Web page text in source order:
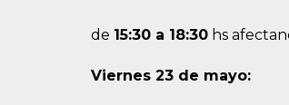
de 15:30 a 18:30 hs
Viernes 23 de mayo: